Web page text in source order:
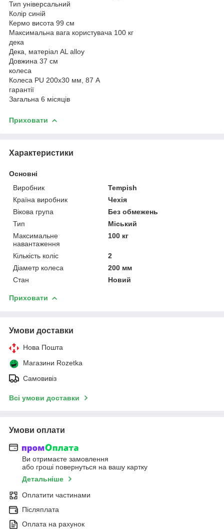
Тип універсальний
Колір синій
Кермо висота 99 см
Максимальна вага користувача 100 кг
дека
Дека, матеріал AL alloy
Довжина 37 см
колеса
Колеса PU 200x30 мм, 87 А
гарантії
Загальна 6 місяців
Приховати
Характеристики
Основні
Виробник
Tempish
Країна виробник
Чехія
Вікова група
Без обмежень
Тип
Міський
Максимальне
навантаження
100 кг
Кількість коліс
2
Діаметр колеса
200 мм
Стан
Новий
Приховати
Умови доставки
Нова Пошта
Магазини Rozetka
Самовивіз
Всі умови доставки
Умови оплати
Ви отримаєте замовлення
або гроші повернуться на вашу картку
Детальніше
Оплатити частинами
Післяплата
Оплата на рахунок